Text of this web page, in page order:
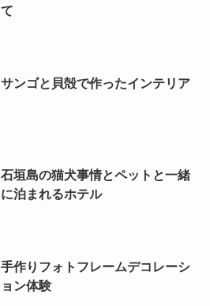
て
サンゴと貝殻で作ったインテリア
石垣島の猫犬事情とペットと一緒
に泊まれるホテル
手作りフォトフレームデコレーシ
ョン体験